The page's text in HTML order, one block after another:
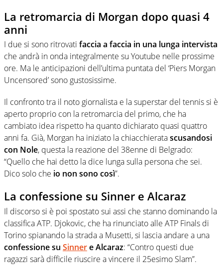
La retromarcia di Morgan dopo quasi 4
anni
I due si sono ritrovati faccia a faccia in una lunga intervista
che andrà in onda integralmente su Youtube nelle prossime
ore. Ma le anticipazioni dell’ultima puntata del ‘Piers Morgan
Uncensored’ sono gustosissime.
Il confronto tra il noto giornalista e la superstar del tennis si è
aperto proprio con la retromarcia del primo, che ha
cambiato idea rispetto ha quanto dichiarato quasi quattro
anni fa. Già, Morgan ha iniziato la chiacchieratascusandosi
con Nole, questa la reazione del 38enne di Belgrado:
“Quello che hai detto la dice lunga sulla persona che sei.
Dico solo che io non sono così”.
La confessione su Sinner e Alcaraz
Il discorso si è poi spostato sui assi che stanno dominando la
classifica ATP. Djokovic, che ha rinunciato alle ATP Finals di
Torino spianando la strada a Musetti, si lascia andare a una
confessione su Sinnere Alcaraz: “Contro questi due
ragazzi sarà difficile riuscire a vincere il 25esimo Slam”.